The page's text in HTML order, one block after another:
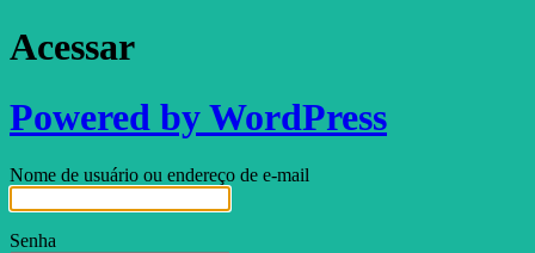
Acessar
Powered by WordPress
Nome de usuário ou endereço de e-mail
Senha